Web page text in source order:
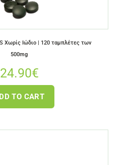
Χωρίς Ιώδιο | 120 ταμπλέτες των
500mg
24.90€
TO CART